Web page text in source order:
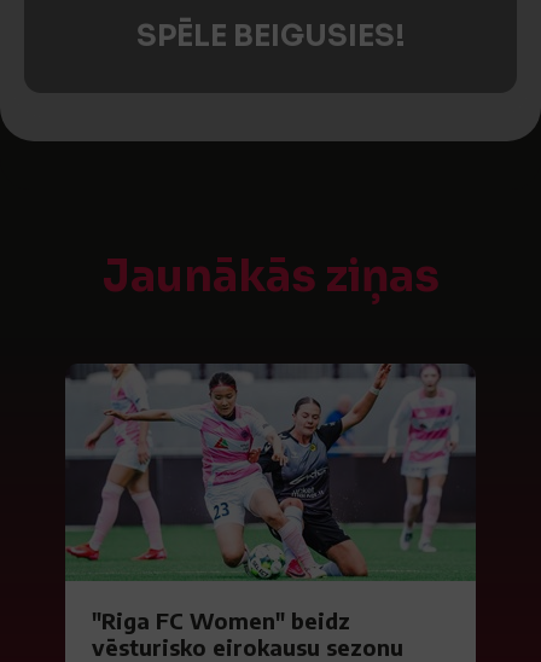
SPĒLE BEIGUSIES!
Jaunākās ziņas
"Riga FC Women" beidz
vēsturisko eirokausu sezonu